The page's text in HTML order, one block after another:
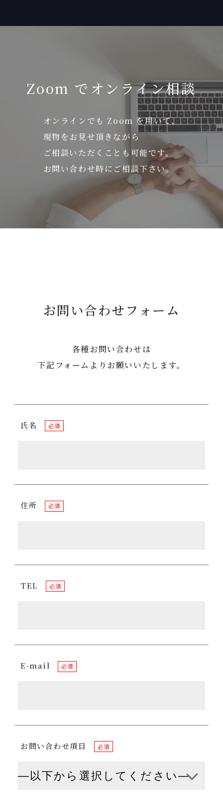
Zoom でオンライン相談
オンラインでも Zoom を用いて、
現物をお見せ頂きながら
ご相談いただくことも可能です。
お問い合わせ時にご相談下さい。
お問い合わせフォーム
各種お問い合わせは
下記フォームよりお願いいたします。
氏名 必須
住所 必須
TEL 必須
E-mail 必須
お問い合わせ項目 必須